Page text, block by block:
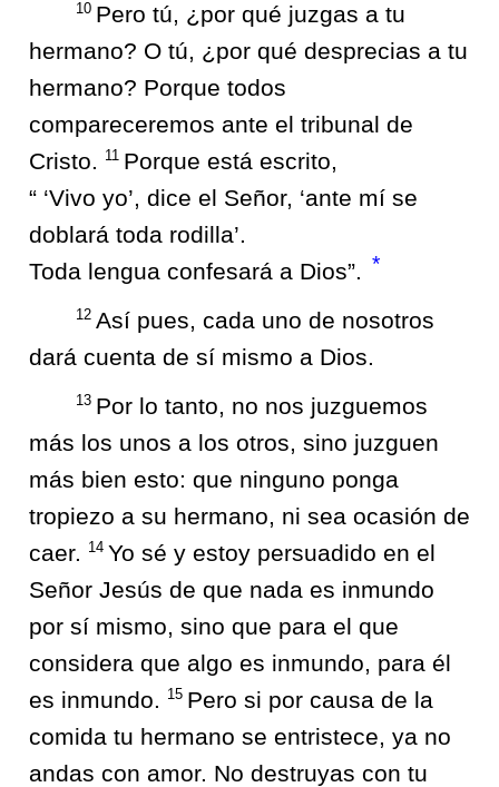
10 Pero tú, ¿por qué juzgas a tu
hermano? O tú, ¿por qué desprecias a tu
hermano? Porque todos
compareceremos ante el tribunal de
Cristo.
11 Porque está escrito,
“ ‘Vivo yo’, dice el Señor, ‘ante mí se
doblará toda rodilla’.
Toda lengua confesará a Dios”. *
12 Así pues, cada uno de nosotros
dará cuenta de sí mismo a Dios.
13 Por lo tanto, no nos juzguemos
más los unos a los otros, sino juzguen
más bien esto: que ninguno ponga
tropiezo a su hermano, ni sea ocasión de
caer.
14 Yo sé y estoy persuadido en el
Señor Jesús de que nada es inmundo
por sí mismo, sino que para el que
considera que algo es inmundo, para él
es inmundo.
15 Pero si por causa de la
comida tu hermano se entristece, ya no
andas con amor. No destruyas con tu